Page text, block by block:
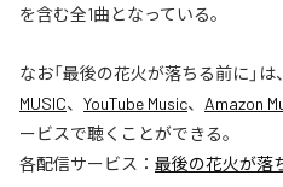
を含む全1曲となっている。
なお「最後の花火が落ちる前に 」は、
MUSIC、 YouTube Music、 Amazon
ービスで聴くことができる。
各配信サービス： 最後の花火が落